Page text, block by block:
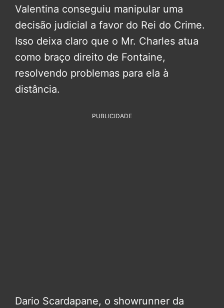
Valentina conseguiu manipular uma
decisão judicial a favor do Rei do Crime.
Isso deixa claro que o Mr. Charles atua
como braço direito de Fontaine,
resolvendo problemas para ela à
distância.
PUBLICIDADE
Dario Scardapane, o showrunner da